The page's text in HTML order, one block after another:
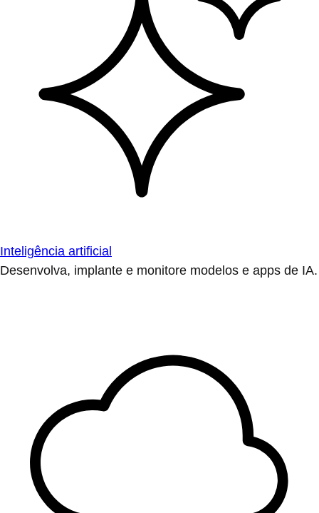
Inteligência artificial
Desenvolva, implante e monitore modelos e apps de IA.